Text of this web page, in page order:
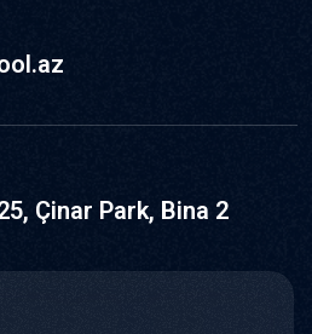
Çinar Park, Bina 2